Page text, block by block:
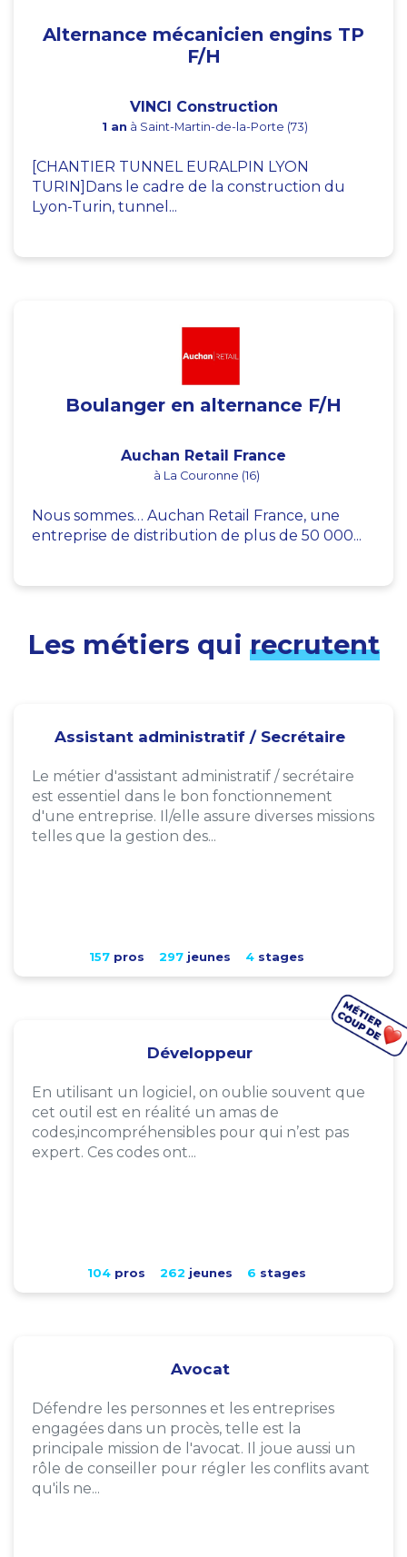
Alternance mécanicien engins TP
F/H
VINCI Construction
1 an à Saint-Martin-de-la-Porte (73)
[CHANTIER TUNNEL EURALPIN LYON
TURIN]Dans le cadre de la construction du
Lyon-Turin, tunnel...
Boulanger en alternance F/H
Auchan Retail France
à La Couronne (16)
Nous sommes… Auchan Retail France, une
entreprise de distribution de plus de 50 000...
Les métiers qui recrutent
Assistant administratif / Secrétaire
Le métier d'assistant administratif / secrétaire
est essentiel dans le bon fonctionnement
d'une entreprise. Il/elle assure diverses missions
telles que la gestion des...
157pros 297jeunes 4stages
Développeur
En utilisant un logiciel, on oublie souvent que
cet outil est en réalité un amas de
codes,incompréhensibles pour qui n’est pas
expert. Ces codes ont...
104pros 262 jeunes 6 stages
Avocat
Défendre les personnes et les entreprises
engagées dans un procès, telle est la
principale mission de l'avocat. Il joue aussi un
rôle de conseiller pour régler les conflits avant
qu'ils ne...